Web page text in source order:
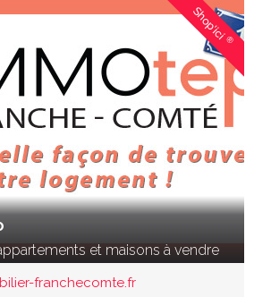
Shop'ici®
et maisons à vendre
franchecomte.fr